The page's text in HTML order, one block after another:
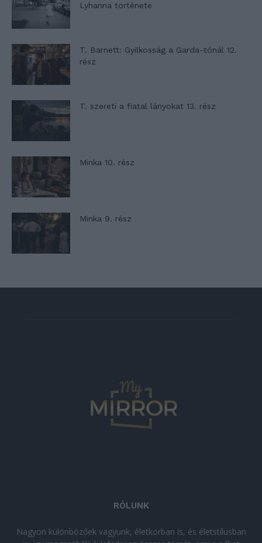
Lyhanna története
T. Barnett: Gyilkosság a Garda-tónál 12.
rész
T. szereti a fiatal lányokat 13. rész
Minka 10. rész
Minka 9. rész
RÓLUNK
Nagyon különbözőek vagyunk, életkorban is, és életstílusban